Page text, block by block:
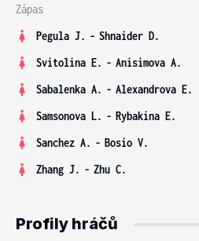
Zápas
Pegula J. - Shnaider D.
Svitolina E. - Anisimova A.
Sabalenka A. - Alexandrova E.
Samsonova L. - Rybakina E.
Sanchez A. - Bosio V.
Zhang J. - Zhu C.
Profily hráčů